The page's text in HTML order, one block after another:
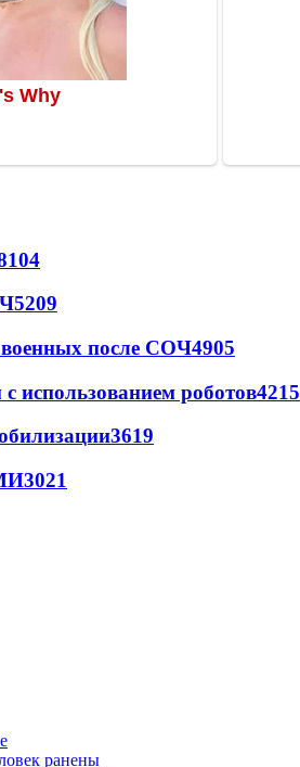
5209
после СОЧ4905
использованием роботов4215
3619
3021
ранены